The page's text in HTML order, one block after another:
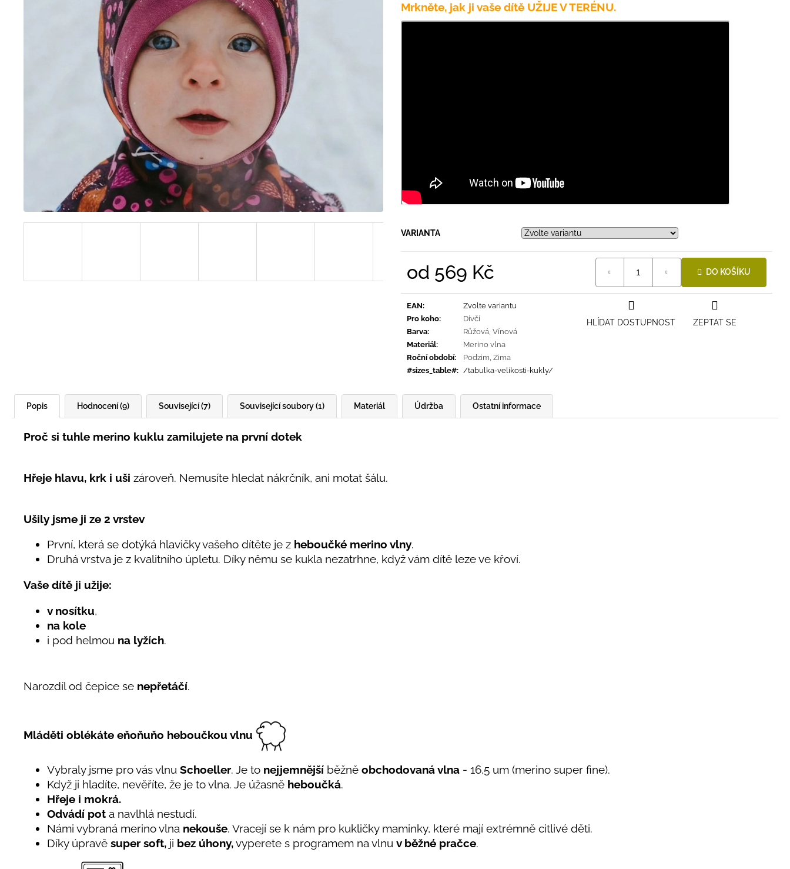
Mrkněte, jak ji vaše dítě UŽIJE V TERÉNU.
VARIANTA
od 569 Kč DO KOŠÍKU
EAN:
Zvolte variantu
Pro koho:
Dívčí
Barva: Růžová Vínová
Materiál:
Merino vlna
Roční období: Podzim Zima
#sizes_table#: /tabulka-velikosti-kukly/
ZEPTAT SE
HLÍDAT DOSTUPNOST
Popis Hodnocení (9) Související (7) Související soubory (1) Ostatní informace
Materiál Údržba
Proč si tuhle merino kuklu zamilujete na první dotek
Hřeje hlavu, krk i uši zároveň. Nemusíte hledat nákrčník, ani motat šálu.
Ušily jsme ji ze 2 vrstev
První, která se dotýká hlavičky vašeho dítěte je z heboučké merino vlny.
Druhá vrstva je z kvalitního úpletu. Díky němu se kukla nezatrhne, když vám dítě leze ve křoví.
Vaše dítě ji užije:
v nosítku,
na kole
i pod helmou na lyžích.
Narozdíl od čepice se nepřetáčí.
Mláděti oblékáte eňoňuňo heboučkou vlnu
Vybraly jsme pro vás vlnu Schoeller. Je to nejjemnější běžně obchodovaná vlna - 16,5 um (merino super fine).
Když ji hladíte, nevěříte, že je to vlna. Je úžasně heboučká.
Hřeje i mokrá.
Odvádí pot a navlhlá nestudí.
Námi vybraná merino vlna nekouše. Vracejí se k nám pro kukličky maminky, které mají extrémně citlivé děti.
Díky úpravě super soft, ji bez úhony,vyperete s programem na vlnu v běžné pračce.
395 Kč
435 Kč